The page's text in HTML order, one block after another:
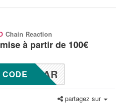
Chain Reaction
à partir de 100€
MAR
partagez sur